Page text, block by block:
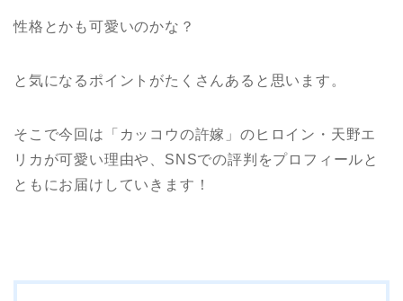
性格とかも可愛いのかな？
と気になるポイントがたくさんあると思います。
そこで今回は「カッコウの許嫁」のヒロイン・天野エ
リカが可愛い理由や、SNSでの評判をプロフィールと
ともにお届けしていきます！